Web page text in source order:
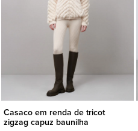
Casaco em renda de tricot
zigzag capuz baunilha